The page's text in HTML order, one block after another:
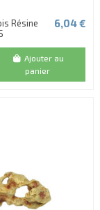
Résine
6,04 €
Ajouter au
panier